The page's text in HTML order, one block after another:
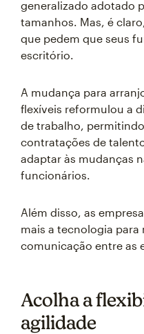
generalizado adotado
tamanhos. Mas, é
que pedem que seus
escritório.
A mudança para
flexíveis reformulou a
de trabalho,
contratações de
adaptar às mudanças
funcionários.
Além disso, as
mais a tecnologia para
comunicação entre as
Acolha a
agilidade